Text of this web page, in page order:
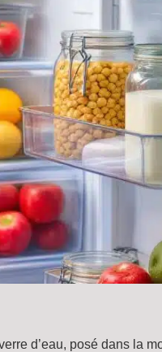
d’eau, posé dans la